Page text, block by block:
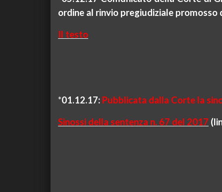
ordine al rinvio pregiudiziale
Il testo
*01.12.17: Pubblicata dalla Corte la
Sinossi della sentenza n. 67 del 2017 (